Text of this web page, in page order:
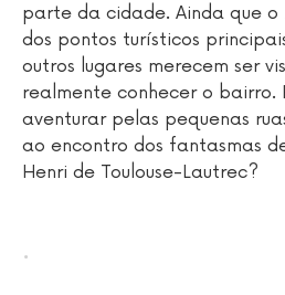
parte da cidade. Ainda que o
dos pontos turísticos
outros lugares merecem ser
realmente conhecer o bairro.
aventurar pelas pequenas
ao encontro dos fantasmas
Henri de Toulouse-Lautrec?
.